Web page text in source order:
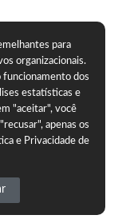
para
organizacionais.
funcionamento dos
estatísticas e
"aceitar", você
apenas os
e Privacidade de